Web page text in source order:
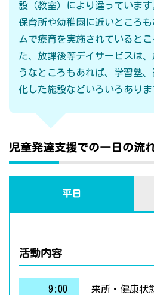
設（教室）により違っています
保育所や幼稚園に近いところ
ムで療育を実施されていると
た、放課後等デイサービスは
うなところもあれば、学習塾
化した施設などいろいろありま
児童発達支援での一日の流
平日
活動内容
9:00 来所・健康状